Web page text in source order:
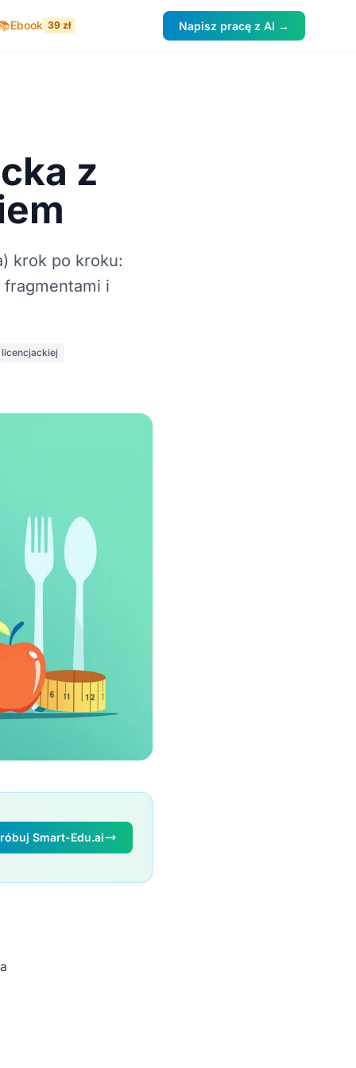
Ebook 39 zł Napisz pracę z AI →
z
krok po kroku:
i
Smart-Edu.ai